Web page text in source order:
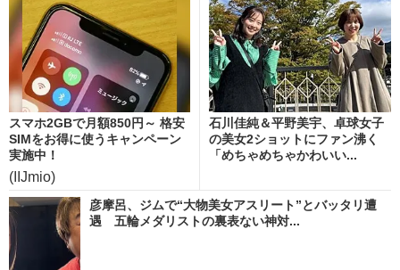
スマホ2GBで月額850円～ 格安
SIMをお得に使うキャンペーン
実施中！
(IIJmio)
石川佳純＆平野美宇、卓球女子
の美女2ショットにファン沸く
「めちゃめちゃかわいい...
彦摩呂、ジムで“大物美女アスリート”とバッタリ遭
遇 五輪メダリストの裏表ない神対...